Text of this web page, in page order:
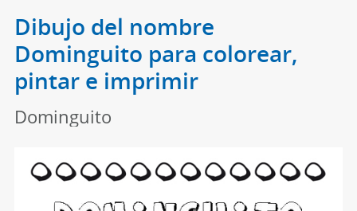
Dibujo del nombre
Dominguito para colorear,
pintar e imprimir
Dominguito